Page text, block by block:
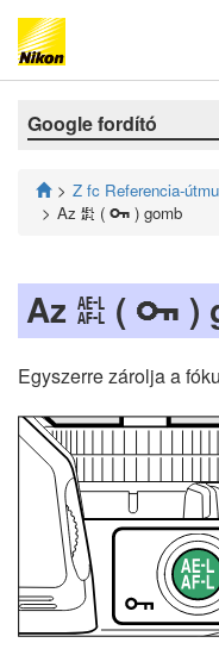
Google fordító
Z fc Referencia-
Az A ( g ) gomb
Az A ( g )
Egyszerre zárolja a